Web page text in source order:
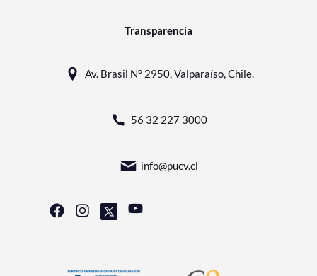
Transparencia
Av. Brasil N° 2950, Valparaíso, Chile.
56 32 227 3000
info@pucv.cl